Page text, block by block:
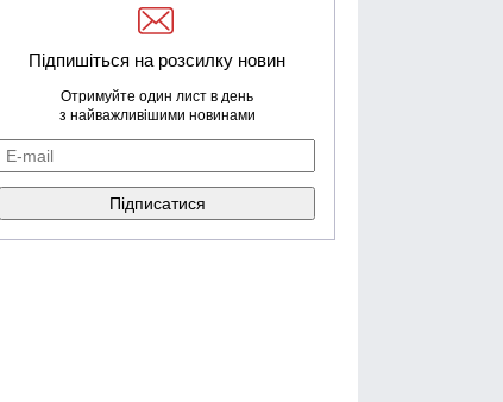
Підпишіться на розсилку новин
Отримуйте один лист в день
з найважливішими новинами